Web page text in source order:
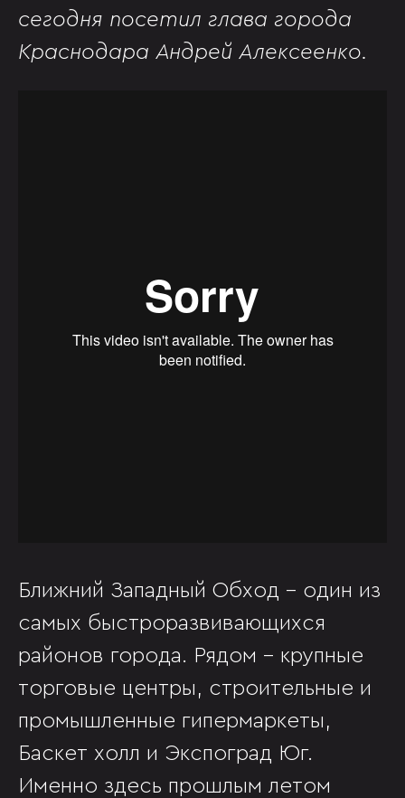
сегодня посетил глава города
Краснодара Андрей Алексеенко.
Ближний Западный Обход - один из
самых быстроразвивающихся
районов города. Рядом - крупные
торговые центры, строительные и
промышленные гипермаркеты,
Баскет холл и Экспоград Юг.
Именно здесь прошлым летом